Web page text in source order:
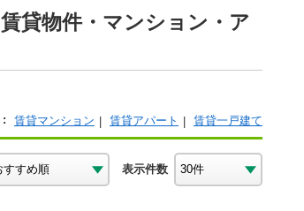
貸物件・マンション・ア
賃貸マンション 賃貸アパート 賃貸一戸建て
表示件数